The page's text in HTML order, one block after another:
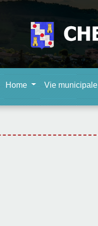
Home Vie municipale